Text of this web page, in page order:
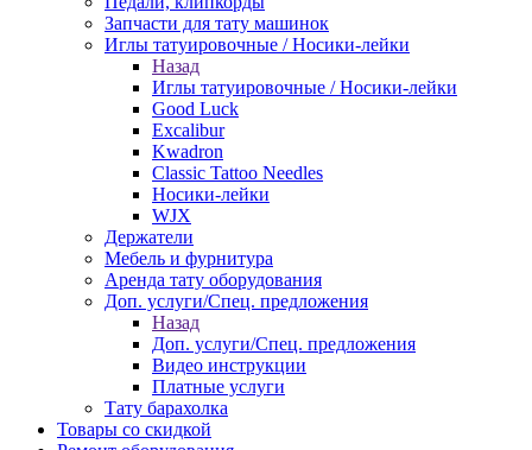
Запчасти для тату машинок
Иглы татуировочные / Носики-лейки
Назад
Иглы татуировочные / Носики-лейки
Good Luck
Excalibur
Kwadron
Classic Tattoo Needles
Носики-лейки
WJX
Держатели
Мебель и фурнитура
Аренда тату оборудования
Доп. услуги/Спец. предложения
Назад
Доп. услуги/Спец. предложения
Видео инструкции
Платные услуги
Тату барахолка
Товары со скидкой